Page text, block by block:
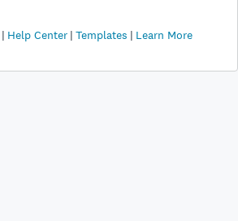
Help Center Templates Learn More